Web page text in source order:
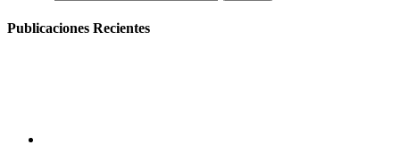
Publicaciones Recientes